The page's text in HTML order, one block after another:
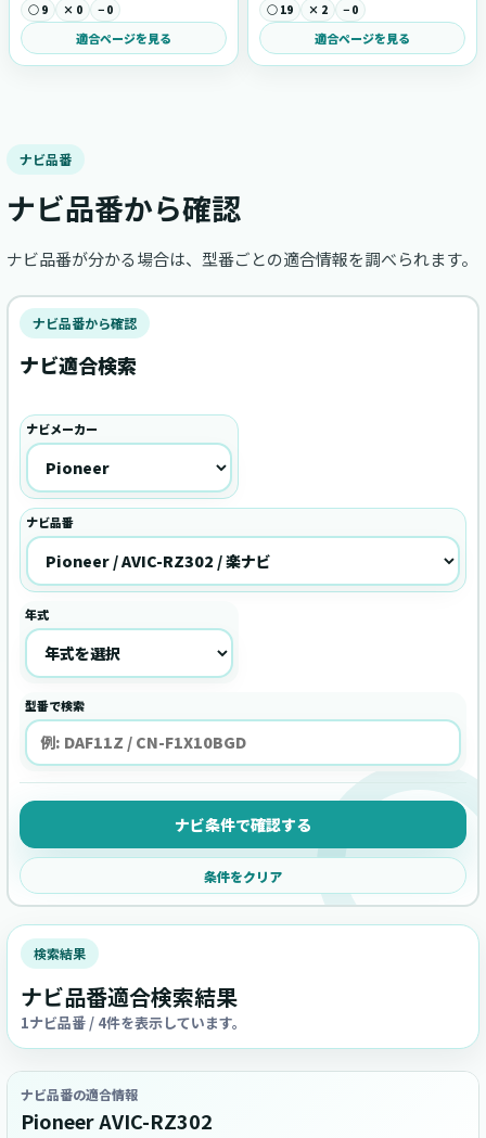
○ 9
× 0 − 0
適合ページを見る
○ 19
× 2 − 0
適合ページを見る
ナビ品番
ナビ品番から確認
ナビ品番が分かる場合は、型番ごとの適合情報を調べられます。
ナビ品番から確認
ナビ適合検索
ナビメーカー
ナビ品番
年式
型番で検索
ナビ条件で確認する
条件をクリア
検索結果
ナビ品番適合検索結果
1ナビ品番 / 4件を表示しています。
ナビ品番の適合情報
Pioneer AVIC-RZ302